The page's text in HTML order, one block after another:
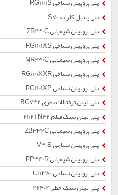
پلی پروپیلن نساجی RG1101S
پلی وینیل کلراید S70
پلی پروپیلن شیمیایی ZR230C
پلی پروپیلن نساجی RG1101XS
پلی پروپیلن شیمیایی MR230C
پلی پروپیلن نساجی RG1101XXR
پلی پروپیلن نساجی RG1101XP
پلی اتیلن ترفتالات بطری BG732
پلی اتیلن سبک فیلم 2102TN42
پلی پروپیلن شیمیایی ZB332C
پلی پروپیلن نساجی V30S
پلی پروپیلن شیمیایی RP340R
پلی پروپیلن نساجی CR380
پلی اتیلن سبک خطی 22402